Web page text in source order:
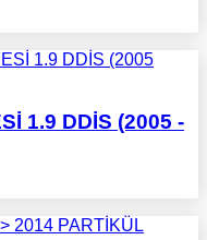
1.9 DDİS (2005 -